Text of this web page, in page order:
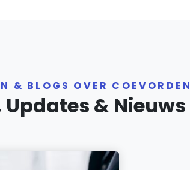
& BLOGS OVER COEVORDEN
& Nieuws